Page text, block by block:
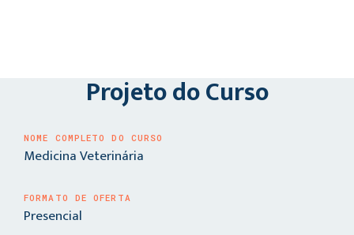
Projeto do Curso
NOME COMPLETO DO CURSO
Medicina Veterinária
FORMATO DE OFERTA
Presencial